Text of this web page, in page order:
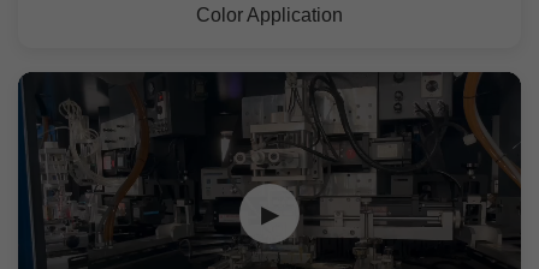
Color Application
▶